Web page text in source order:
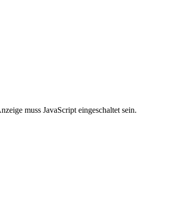
muss JavaScript eingeschaltet sein.